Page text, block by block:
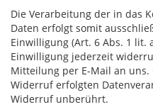
Die Verarbeitung der in das
Daten erfolgt somit
Einwilligung (Art. 6 Abs. 1 lit.
Einwilligung jederzeit
Mitteilung per E-Mail an
Widerruf erfolgten
Widerruf unberührt.